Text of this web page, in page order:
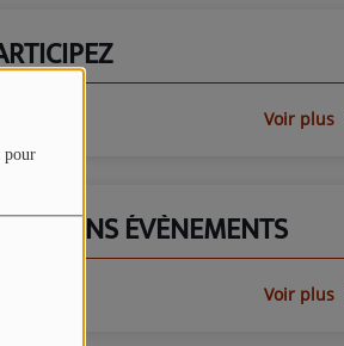
pour
Voir plus
ÉVÈNEMENTS
Voir plus